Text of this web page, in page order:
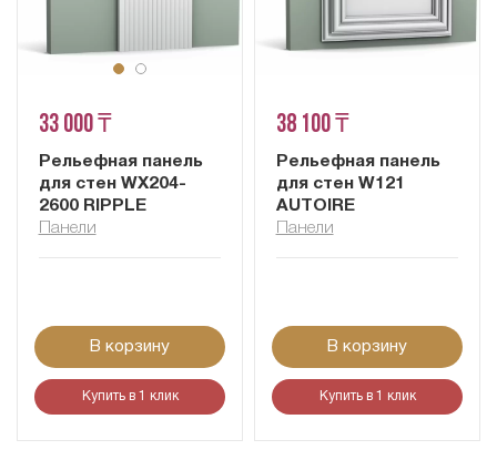
33 000 ₸
Рельефная панель
для стен WX204-
2600 RIPPLE
Панели
В корзину
Купить в 1 клик
38 100 ₸
Рельефная панель
для стен W121
AUTOIRE
Панели
В корзину
Купить в 1 клик